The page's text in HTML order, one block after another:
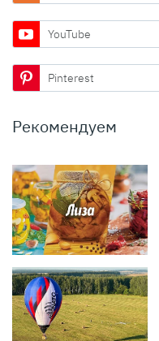
YouTube
Pinterest
Рекомендуем